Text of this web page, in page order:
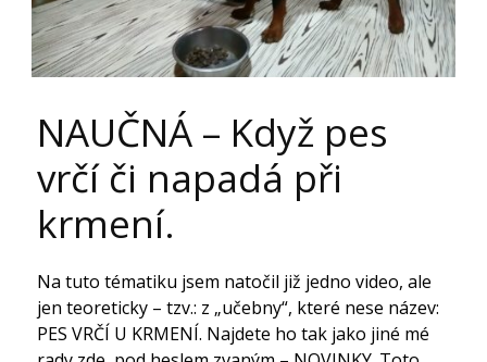
NAUČNÁ – Když pes
vrčí či napadá při
krmení.
Na tuto tématiku jsem natočil již jedno video, ale
jen teoreticky – tzv.: z „učebny“, které nese název:
PES VRČÍ U KRMENÍ. Najdete ho tak jako jiné mé